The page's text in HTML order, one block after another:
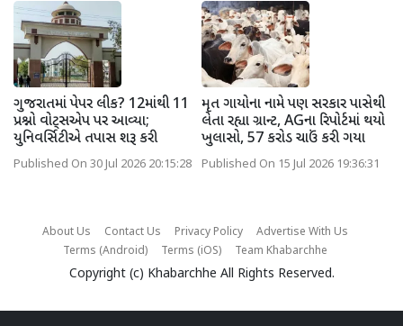
ગુજરાતમાં પેપર લીક? 12માંથી 11
પ્રશ્નો વોટ્સએપ પર આવ્યા;
યુનિવર્સિટીએ તપાસ શરૂ કરી
Published On 30 Jul 2026 20:15:28
મૃત ગાયોના નામે પણ સરકાર પાસેથી
લેતા રહ્યા ગ્રાન્ટ, AGના રિપોર્ટમાં થયો
ખુલાસો, 57 કરોડ ચાઉં કરી ગયા
Published On 15 Jul 2026 19:36:31
About Us Contact Us Privacy Policy
Advertise With Us
Terms (Android)
Terms (iOS) Team Khabarchhe
Copyright (c) Khabarchhe All Rights Reserved.